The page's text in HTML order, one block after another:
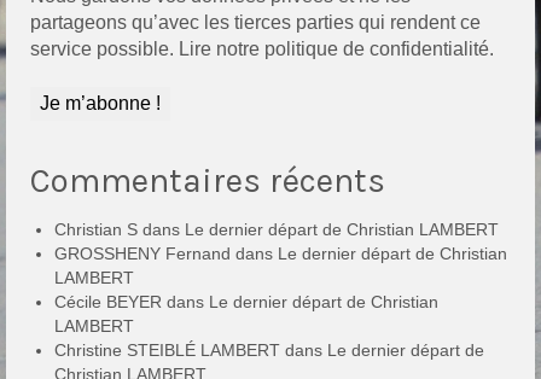
partageons qu’avec les tierces parties qui rendent ce
service possible. Lire notre politique de confidentialité.
Commentaires récents
Christian S dans Le dernier départ de Christian LAMBERT
GROSSHENY Fernand dans Le dernier départ de Christian
LAMBERT
Cécile BEYER dans Le dernier départ de Christian
LAMBERT
Christine STEIBLÉ LAMBERT dans Le dernier départ de
Christian LAMBERT